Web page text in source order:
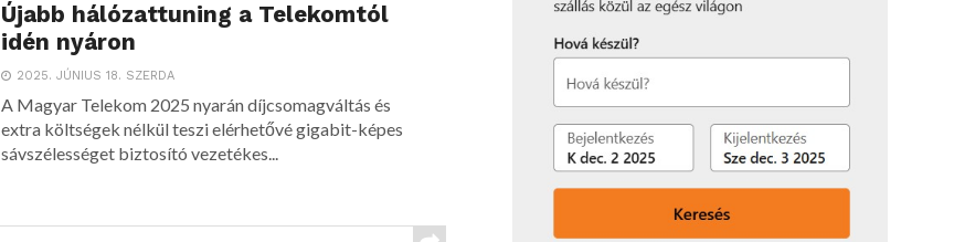
Újabb hálózattuning a Telekomtól
idén nyáron
2025. JÚNIUS 18. SZERDA
A Magyar Telekom 2025 nyarán díjcsomagváltás és
extra költségek nélkül teszi elérhetővé gigabit-képes
sávszélességet biztosító vezetékes...